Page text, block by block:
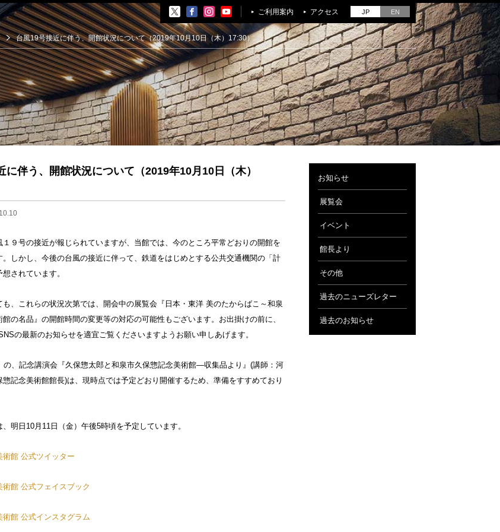
ご利用案内 アクセス JP EN
台風19号接近に伴う、開館状況について（2019年10月10日（木）17:30）
に伴う、開館状況について（2019年10月10日（木）
１９号の接近が報じられていますが、当館では、今のところ平常どおりの開館を
。しかし、今後の台風の接近に伴って、鉄道をはじめとする公共交通機関の「計
されています。
も、これらの状況次第では、開会中の展覧会『日本・東洋 美のたからばこ～和泉
の名品』の開館時間の変更等の対応の可能性もございます。お出掛けの前に、
の最新のお知らせを適宜ご覧くださいますようお願い申しあげます。
の、記念講演会『久保惣太郎と和泉市久保惣記念美術館―収集品より』(講師：河
惣記念美術館館長)は、現時点では予定どおり開催するため、準備をすすめており
明日10月11日（金）午後5時頃を予定しています。
術館 公式ツイッター
術館 公式フェイスブック
術館 公式インスタグラム
お知らせ
展覧会
イベント
館長より
その他
過去のニューズレター
過去のお知らせ